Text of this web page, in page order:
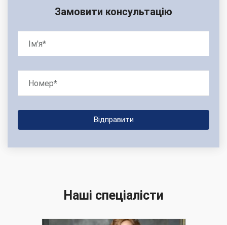
Замовити консультацію
Наші спеціалісти